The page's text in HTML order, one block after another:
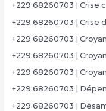
+229 68260703 | Crise
+229 68260703 | Crise
+229 68260703 |
+229 68260703 |
+229 68260703 |
+229 68260703 |
+229 68260703 |